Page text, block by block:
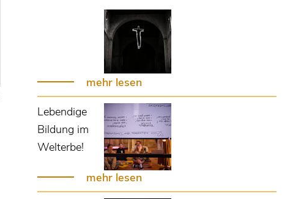
mehr lesen
Lebendige
Bildung im
Welterbe!
mehr lesen